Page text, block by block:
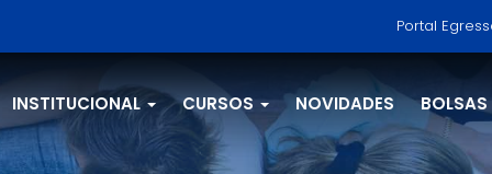
Portal
INSTITUCIONAL CURSOS NOVIDADES BOLSAS